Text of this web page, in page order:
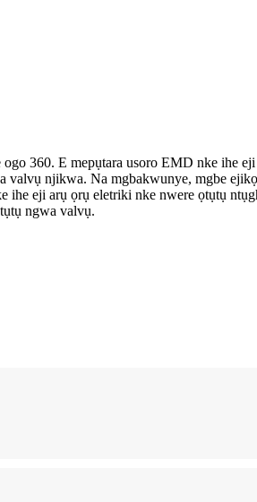
360. E mepụtara usoro EMD nke ihe
njikwa. Na mgbakwunye, mgbe
eji arụ ọrụ eletriki nke nwere ọtụtụ
ngwa valvụ.